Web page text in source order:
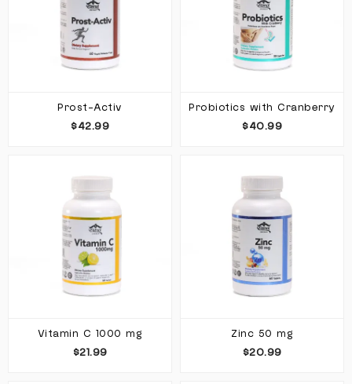
Prost-Activ
$42.99
Probiotics with Cranberry
$40.99
Vitamin C 1000 mg
$21.99
Zinc 50 mg
$20.99